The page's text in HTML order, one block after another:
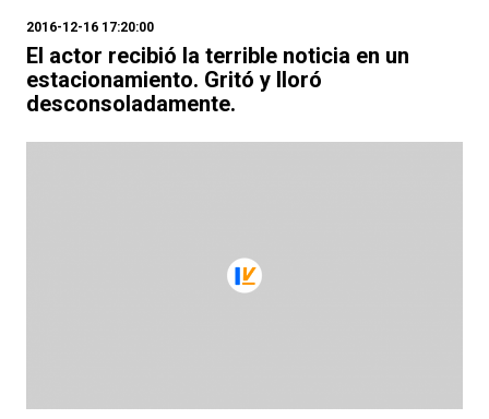
2016-12-16 17:20:00
El actor recibió la terrible noticia en un
estacionamiento. Gritó y lloró
desconsoladamente.